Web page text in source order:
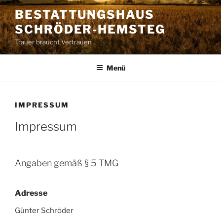
Zum
Inhalt
springen
BESTATTUNGSHAUS
SCHRÖDER-HEMSTEG
Trauer braucht Vertrauen
Menü
IMPRESSUM
Impressum
Angaben gemäß § 5 TMG
Adresse
Günter Schröder